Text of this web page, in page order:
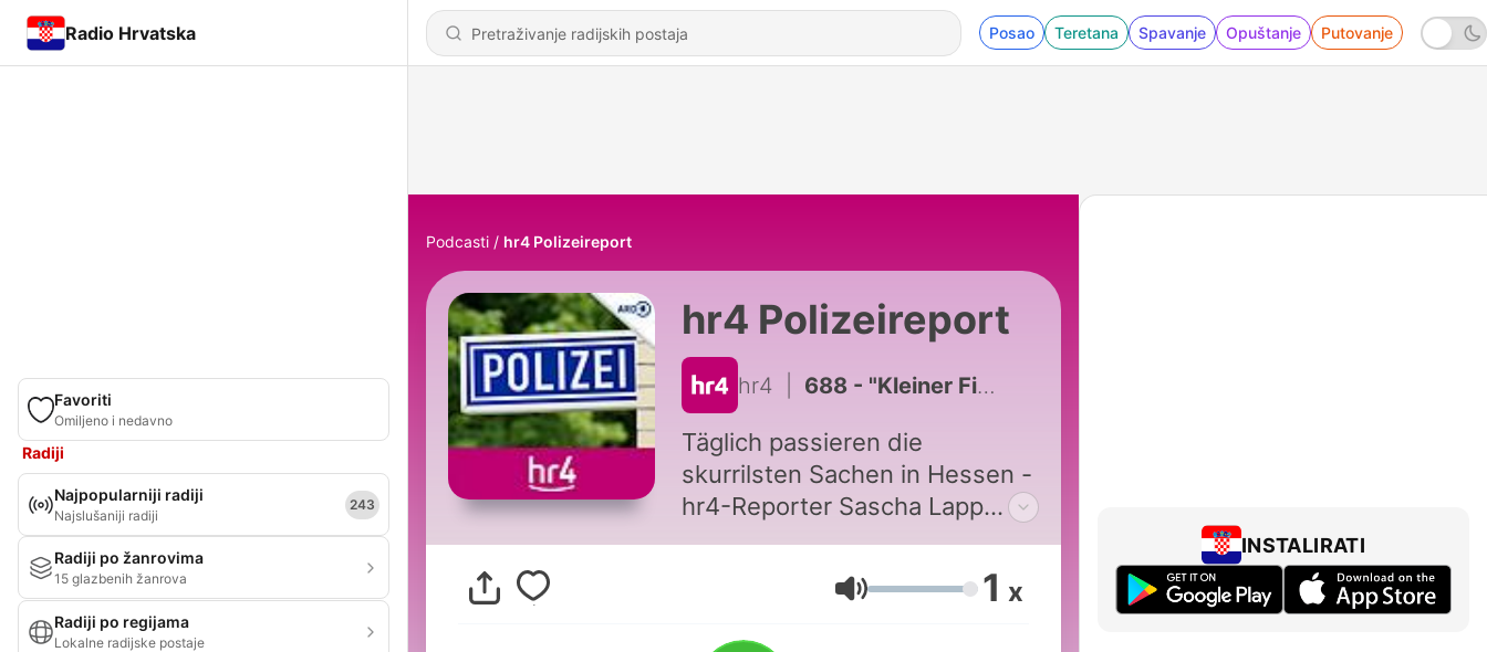
Radio Hrvatska Posao Teretana Spavanje Opuštanje Putovanje
Favoriti
Omiljeno i nedavno
Radiji
Najpopularniji radiji
Najslušaniji radiji
243
Radiji po žanrovima
15 glazbenih žanrova
Radiji po regijama
Lokalne radijske postaje
Podcasti hr4 Polizeireport
hr4 Polizeireport
hr4 688 - "Kleiner Finger, ganze Hand" ...
Täglich passieren die
skurrilsten Sachen in Hessen -
hr4-Reporter Sascha Lapp
fragt für Sie bei der Polizei
nach und präsentiert Ihnen die
Highlights jeden Donnerstag
exklusiv in hr4.
Glasnoća 1 x
INSTALIRATI